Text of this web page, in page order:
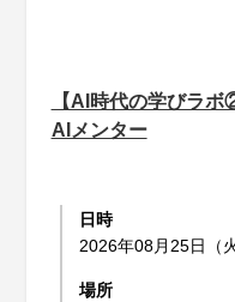
【AI時代の学びラ
AIメンター
日時
2026年08月25日（火
場所